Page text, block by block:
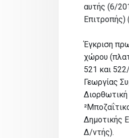
αυτής (6/
Επιτροπής)
Έγκριση
χώρου
521 και
Γεωργίας
Δημοτικής
Δ/ντής).